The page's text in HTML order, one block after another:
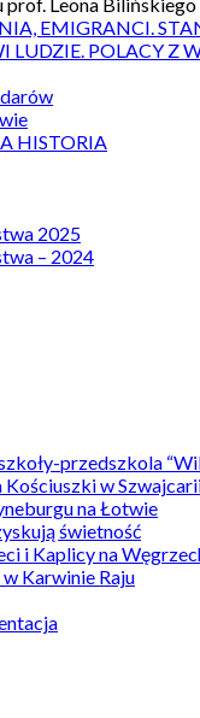
EMIGRANCI.
LUDZIE. POLACY Z
HISTORIA
2025
– 2024
przedszkola
Kościuszki w
na Łotwie
świetność
i Kaplicy na
Karwinie Raju